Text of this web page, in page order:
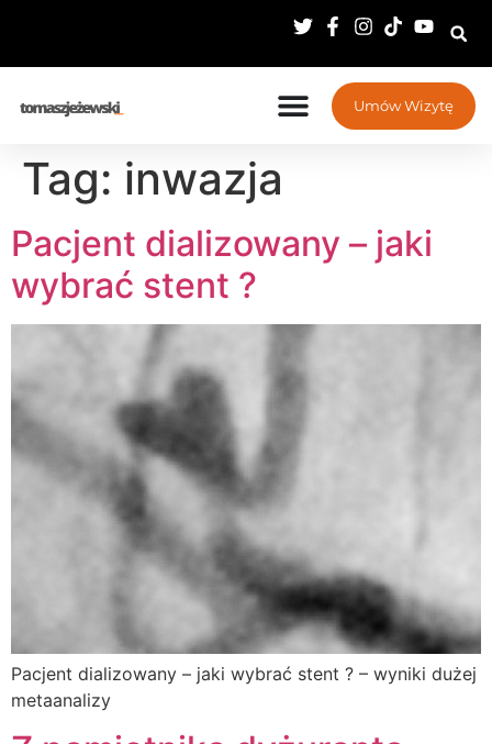
Umów Wizytę
Tag: inwazja
Pacjent dializowany – jaki
wybrać stent ?
Pacjent dializowany – jaki wybrać stent ? – wyniki dużej
metaanalizy